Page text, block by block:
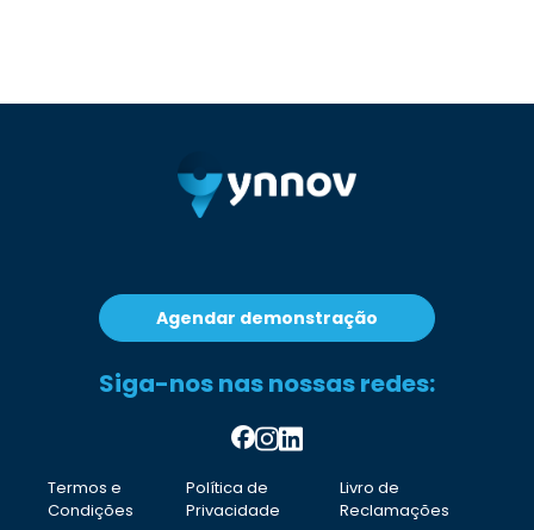
Agendar demonstração
Siga-nos nas nossas redes:
Termos e
Condições
Política de
Privacidade
Livro de
Reclamações